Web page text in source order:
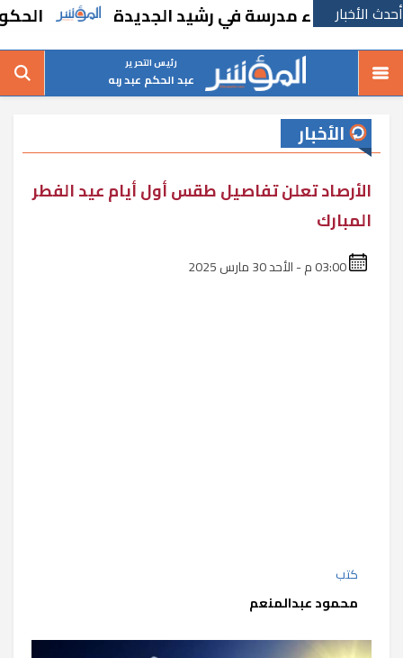
أحدث الأخبار
بإنشاء مدرسة في رشيد الجديدة الحكومة
رئيس التحرير
عبد الحكم عبد ربه
الأخبار
الأرصاد تعلن تفاصيل طقس أول أيام عيد الفطر
المبارك
كتب
محمود عبدالمنعم